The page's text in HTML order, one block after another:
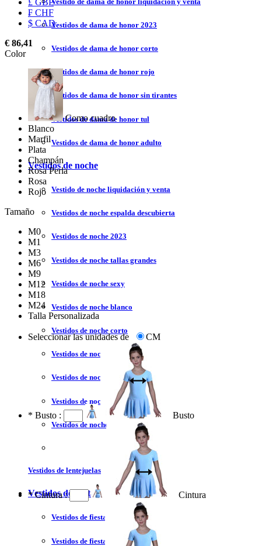
Vestidos de dama de honor 2023
Vestidos de dama de honor corto
Vestidos de dama de honor rojo
Vestidos de dama de honor sin tirantes
Vestidos de dama de honor tul
Vestidos de dama de honor adulto
Vestidos de noche
Vestido de noche liquidación y venta
Vestidos de noche espalda descubierta
Vestidos de noche 2023
Vestidos de noche tallas grandes
Vestidos de noche sexy
Vestidos de noche blanco
Vestidos de noche corto
Vestidos de noche rojo
Vestidos de noche largo
Vestidos de noche moderno
Vestidos de noche sin tirantes
Vestidos de lentejuelas
Vestidos de fiesta
Vestidos de fiesta liquidación y venta
Vestidos de fiesta 2023
£ GBP
₣ CHF
$ CAD
€ 86,41
Color
Como cuadro
Blanco
Marfil
Plata
Champán
Rosa Perla
Rosa
Rojo
Tamaño
M0
M1
M3
M6
M9
M12
M18
M24
Talla Personalizada
Seleccionar las unidades de CM
* Busto : Busto
* Cintura : Cintura